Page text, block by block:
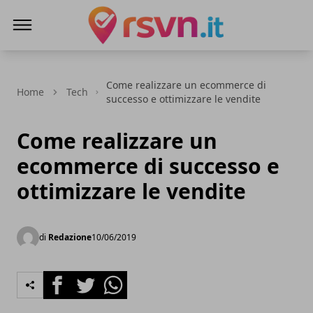
Home Tech
Come realizzare un ecommerce di
successo e ottimizzare le vendite
Come realizzare un
ecommerce di successo e
ottimizzare le vendite
di Redazione10/06/2019
FacebookTwitterWhatsapp